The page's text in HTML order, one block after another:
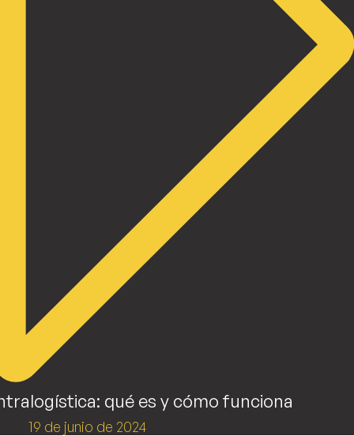
qué es y cómo funciona
19 de junio de 2024